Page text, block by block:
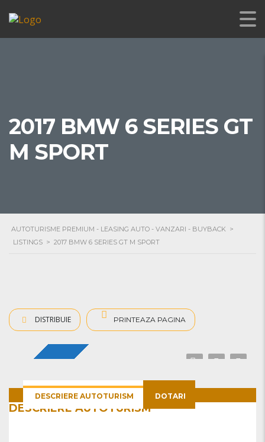
2017 BMW 6 SERIES GT
M SPORT
AUTOTURISME PREMIUM - LEASING AUTO - VANZARI - BUYBACK >
LISTINGS > 2017 BMW 6 SERIES GT M SPORT
DISTRIBUIE PRINTEAZA PAGINA
DESCRIERE AUTOTURISM DOTARI
DESCRIERE AUTOTURISM